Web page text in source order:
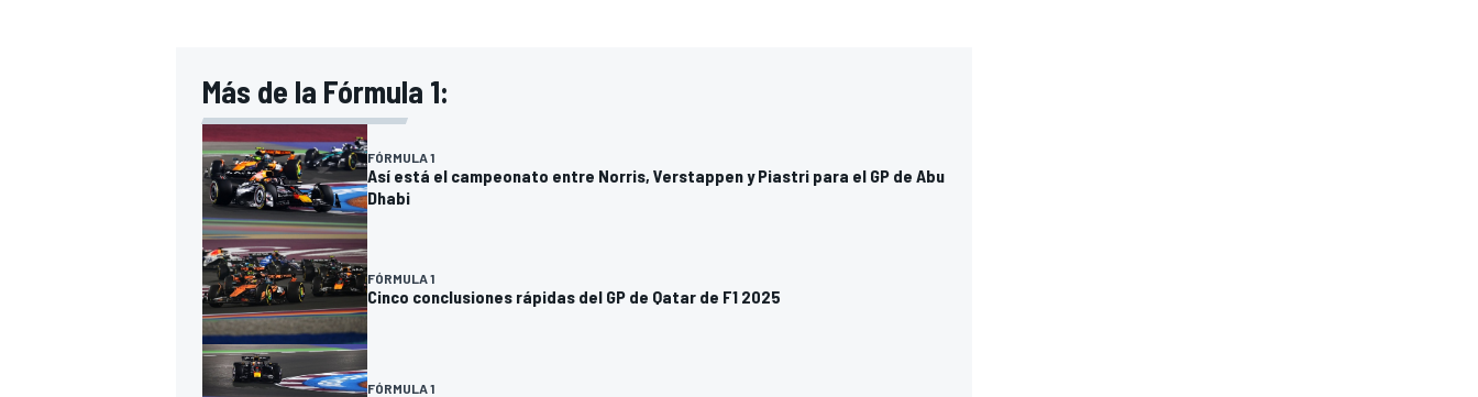
Más de la Fórmula 1:
FÓRMULA 1
Así está el campeonato entre Norris, Verstappen y Piastri para el GP de Abu
Dhabi
FÓRMULA 1
Cinco conclusiones rápidas del GP de Qatar de F1 2025
FÓRMULA 1